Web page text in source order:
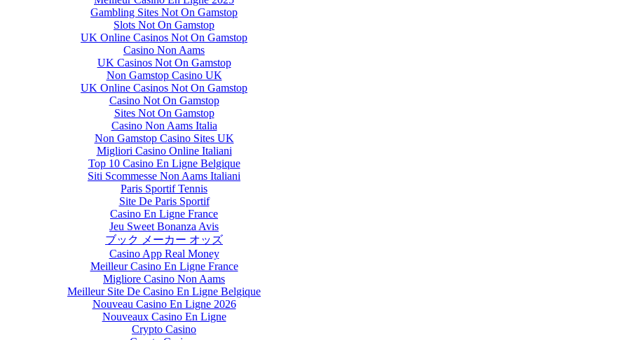
Gambling Sites Not On Gamstop
Slots Not On Gamstop
UK Online Casinos Not On Gamstop
Casino Non Aams
UK Casinos Not On Gamstop
Non Gamstop Casino UK
UK Online Casinos Not On Gamstop
Casino Not On Gamstop
Sites Not On Gamstop
Casino Non Aams Italia
Non Gamstop Casino Sites UK
Migliori Casino Online Italiani
Top 10 Casino En Ligne Belgique
Siti Scommesse Non Aams Italiani
Paris Sportif Tennis
Site De Paris Sportif
Casino En Ligne France
Jeu Sweet Bonanza Avis
ブック メーカー オッズ
Casino App Real Money
Meilleur Casino En Ligne France
Migliore Casino Non Aams
Meilleur Site De Casino En Ligne Belgique
Nouveau Casino En Ligne 2026
Nouveaux Casino En Ligne
Crypto Casino